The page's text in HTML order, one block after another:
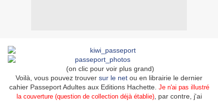
(on clic pour voir plus grand)
Voilà, vous pouvez trouver sur le net ou en librairie le dernier
cahier Passeport Adultes aux Editions Hachette. Je n'ai pas illustré
la couverture (question de collection déjà établie), par contre, j'ai